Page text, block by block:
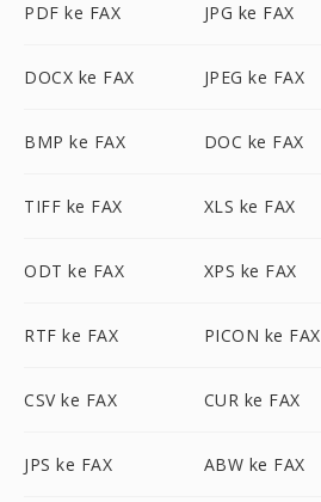
PDF ke FAX JPG ke FAX
DOCX ke FAX JPEG ke FAX
BMP ke FAX DOC ke FAX
TIFF ke FAX XLS ke FAX
ODT ke FAX XPS ke FAX
RTF ke FAX PICON ke FAX
CSV ke FAX CUR ke FAX
JPS ke FAX ABW ke FAX